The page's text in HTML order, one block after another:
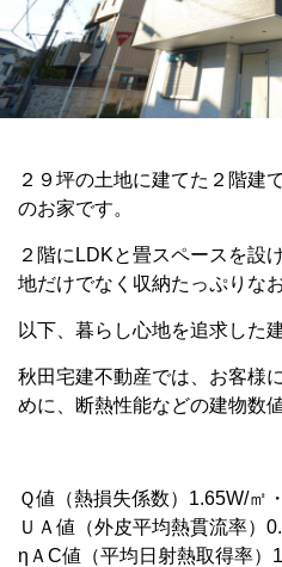
２９坪の土地に建てた２階建
のお家です。
２階にLDKと畳スペースを設
地だけでなく収納たっぷりな
以下、暮らし心地を追求した
秋田宅建不動産では、お客様
めに、断熱性能などの建物数
Ｑ値（熱損失係数） 1.65W/㎡
Ｕ Ａ 値（外皮平均熱貫流率）0.
ηＡC値（平均日射熱取得率）